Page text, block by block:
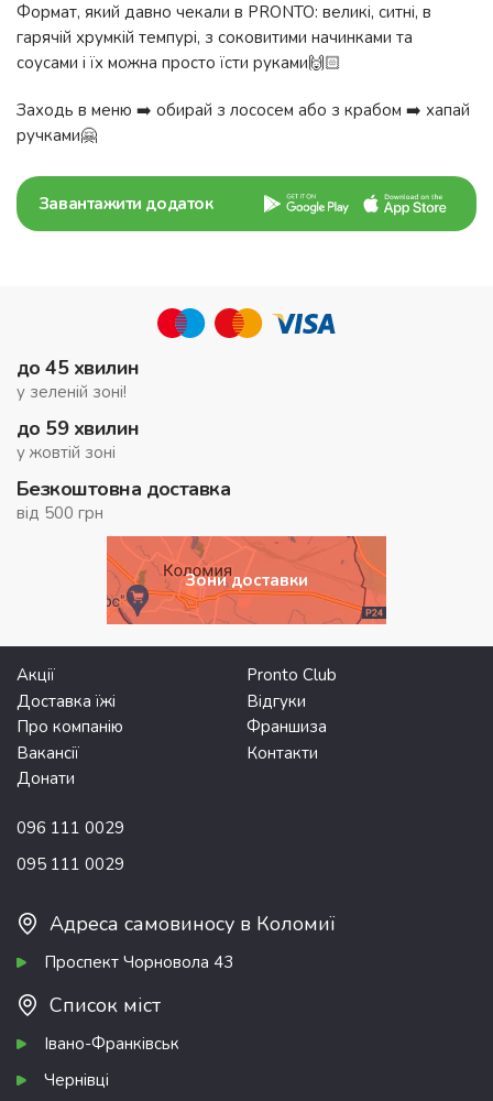
Формат, який давно чекали в PRONTO: великі, ситні, в
гарячій хрумкій темпурі, з соковитими начинками та
соусами і їх можна просто їсти руками🙌🏻
Заходь в меню ➡️ обирай з лососем або з крабом ➡️ хапай
ручками🤗
Завантажити додаток
до 45 хвилин
у зеленій зоні!
до 59 хвилин
у жовтій зоні
Безкоштовна доставка
від 500 грн
Зони доставки
Акції
Pronto Club
Доставка їжі
Відгуки
Про компанію
Франшиза
Вакансії
Контакти
Донати
096 111 0029
095 111 0029
Адреса самовиносу в Коломиї
Проспект Чорновола 43
Список міст
Івано-Франківськ
Чернівці